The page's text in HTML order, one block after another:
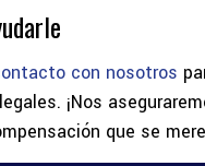
con nosotros
¡Nos
que se